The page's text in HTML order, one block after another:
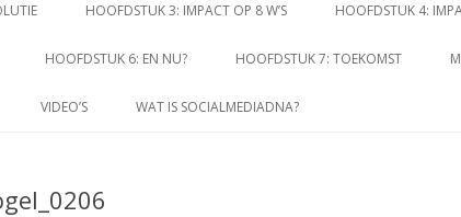
HOOFDSTUK 3: IMPACT OP 8 W’S HOOFDSTUK 4:
HOOFDSTUK 6: EN NU? HOOFDSTUK 7: TOEKOMST
VIDEO’S WAT IS SOCIALMEDIADNA?